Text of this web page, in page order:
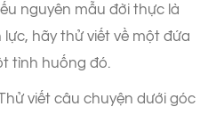
nguyên mẫu đời thực là
hãy thử viết về một đứa
tình huống đó.
viết câu chuyện dưới góc